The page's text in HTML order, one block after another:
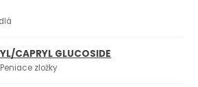
CAPRYL GLUCOSIDE
zložky